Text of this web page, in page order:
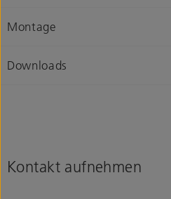
Montage
Downloads
Kontakt aufnehmen